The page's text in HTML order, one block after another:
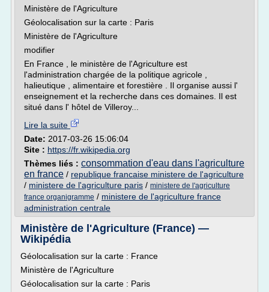
Ministère de l'Agriculture
Géolocalisation sur la carte : Paris
Ministère de l'Agriculture
modifier
En France , le ministère de l'Agriculture est
l'administration chargée de la politique agricole ,
halieutique , alimentaire et forestière . Il organise aussi l'
enseignement et la recherche dans ces domaines. Il est
situé dans l' hôtel de Villeroy...
Lire la suite
Date: 2017-03-26 15:06:04
Site : https://fr.wikipedia.org
Thèmes liés : consommation d'eau dans l'agriculture
en france / republique francaise ministere de l'agriculture
/ ministere de l'agriculture paris / ministere de l'agriculture
france organigramme / ministere de l'agriculture france
administration centrale
Ministère de l'Agriculture (France) —
Wikipédia
Géolocalisation sur la carte : France
Ministère de l'Agriculture
Géolocalisation sur la carte : Paris